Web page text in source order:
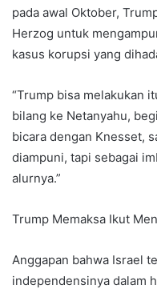
pada awal Oktober,
Herzog untuk
kasus korupsi yang
“Trump bisa melakukan
bilang ke Netanyahu,
bicara dengan Knesset,
diampuni, tapi sebagai
alurnya.”
Trump Memaksa Ikut
Anggapan bahwa Israel
independensinya dalam